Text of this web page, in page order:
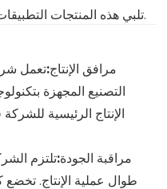
تلبي هذه المنتجات التطبيقات المتنوعة عبر العديد من الصناعات.
مرافق الإنتاج:تعمل
التصنيع المجهزة
الإنتاج الرئيسية
مراقبة الجودة:تلتزم
طوال عملية الإنتاج.